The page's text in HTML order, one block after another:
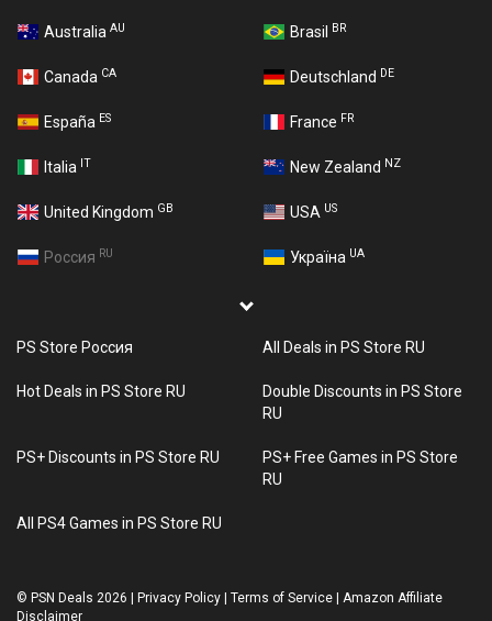
Australia AU Brasil BR
Canada CA Deutschland DE
España ES France FR
Italia IT New Zealand NZ
United Kingdom GB USA US
Россия RU Україна UA
PS Store Россия All Deals in PS Store RU
Hot Deals in PS Store RU
Double Discounts in PS Store
RU
PS+ Discounts in PS Store RU
PS+ Free Games in PS Store
RU
All PS4 Games in PS Store RU
© PSN Deals 2026 Privacy Policy Terms of Service
Amazon Affiliate
Disclaimer